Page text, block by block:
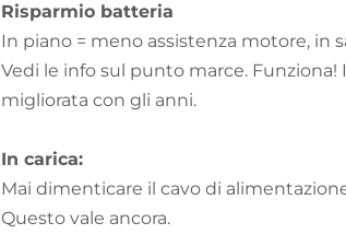
Risparmio batteria
In piano = meno assistenza motore, in
Vedi le info sul punto marce.
migliorata con gli anni.
In carica:
Mai dimenticare il cavo di
Questo vale ancora.